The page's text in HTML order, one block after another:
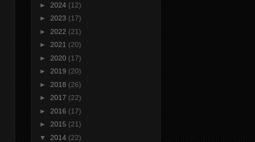
► 2024 (12)
► 2023 (17)
► 2022 (21)
► 2021 (20)
► 2020 (17)
► 2019 (20)
► 2018 (26)
► 2017 (22)
► 2016 (17)
► 2015 (21)
▼ 2014 (22)